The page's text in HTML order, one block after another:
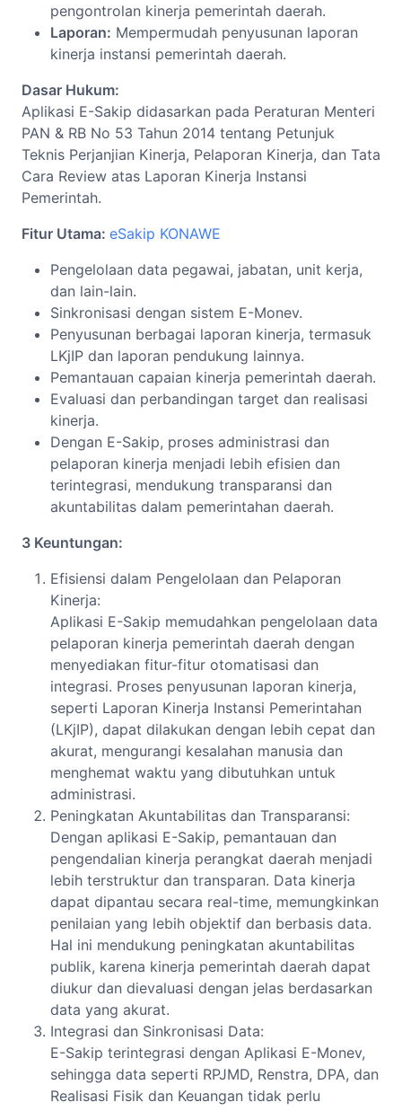
pengontrolan kinerja pemerintah daerah.
Laporan: Mempermudah penyusunan laporan
kinerja instansi pemerintah daerah.
Dasar Hukum:
Aplikasi E-Sakip didasarkan pada Peraturan Menteri
PAN & RB No 53 Tahun 2014 tentang Petunjuk
Teknis Perjanjian Kinerja, Pelaporan Kinerja, dan Tata
Cara Review atas Laporan Kinerja Instansi
Pemerintah.
Fitur Utama: eSakip KONAWE
Pengelolaan data pegawai, jabatan, unit kerja,
dan lain-lain.
Sinkronisasi dengan sistem E-Monev.
Penyusunan berbagai laporan kinerja, termasuk
LKjIP dan laporan pendukung lainnya.
Pemantauan capaian kinerja pemerintah daerah.
Evaluasi dan perbandingan target dan realisasi
kinerja.
Dengan E-Sakip, proses administrasi dan
pelaporan kinerja menjadi lebih efisien dan
terintegrasi, mendukung transparansi dan
akuntabilitas dalam pemerintahan daerah.
3 Keuntungan:
Efisiensi dalam Pengelolaan dan Pelaporan
Kinerja:
Aplikasi E-Sakip memudahkan pengelolaan data
pelaporan kinerja pemerintah daerah dengan
menyediakan fitur-fitur otomatisasi dan
integrasi. Proses penyusunan laporan kinerja,
seperti Laporan Kinerja Instansi Pemerintahan
(LKjIP), dapat dilakukan dengan lebih cepat dan
akurat, mengurangi kesalahan manusia dan
menghemat waktu yang dibutuhkan untuk
administrasi.
Peningkatan Akuntabilitas dan Transparansi:
Dengan aplikasi E-Sakip, pemantauan dan
pengendalian kinerja perangkat daerah menjadi
lebih terstruktur dan transparan. Data kinerja
dapat dipantau secara real-time, memungkinkan
penilaian yang lebih objektif dan berbasis data.
Hal ini mendukung peningkatan akuntabilitas
publik, karena kinerja pemerintah daerah dapat
diukur dan dievaluasi dengan jelas berdasarkan
data yang akurat.
Integrasi dan Sinkronisasi Data:
E-Sakip terintegrasi dengan Aplikasi E-Monev,
sehingga data seperti RPJMD, Renstra, DPA, dan
Realisasi Fisik dan Keuangan tidak perlu